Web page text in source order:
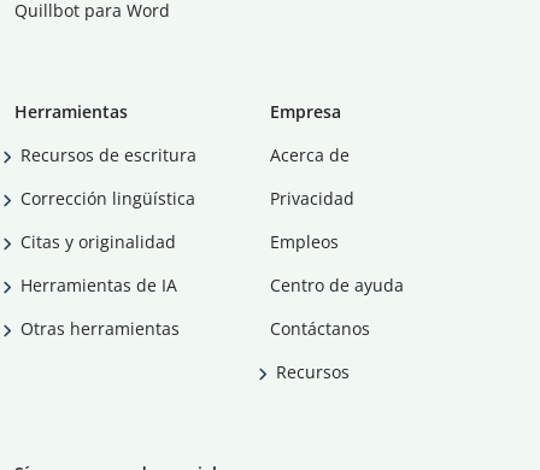
Quillbot para Word
Herramientas
Recursos de escritura
Corrección lingüística
Citas y originalidad
Herramientas de IA
Otras herramientas
Empresa
Acerca de
Privacidad
Empleos
Centro de ayuda
Contáctanos
Recursos